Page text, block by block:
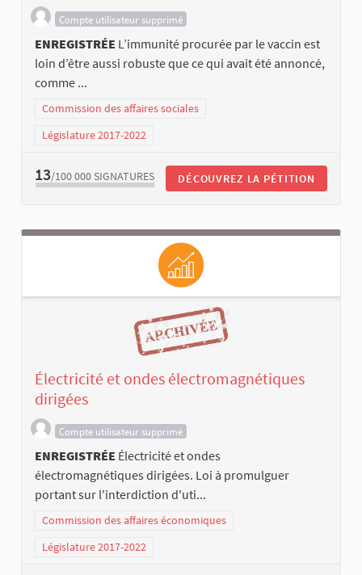
Compte utilisateur supprimé
ENREGISTRÉE L’immunité procurée par le vaccin est
loin d’être aussi robuste que ce qui avait été annoncé,
comme ...
Commission des affaires sociales
Législature 2017-2022
13/100 000 SIGNATURES DÉCOUVREZ LA PÉTITION
Électricité et ondes électromagnétiques
dirigées
Compte utilisateur supprimé
ENREGISTRÉE Électricité et ondes
électromagnétiques dirigées. Loi à promulguer
portant sur l'interdiction d'uti...
Commission des affaires économiques
Législature 2017-2022